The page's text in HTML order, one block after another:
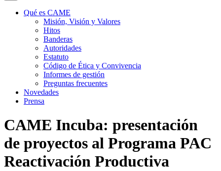
Qué es CAME
Misión, Visión y Valores
Hitos
Banderas
Autoridades
Estatuto
Código de Ética y Convivencia
Informes de gestión
Preguntas frecuentes
Novedades
Prensa
CAME Incuba: presentación
de proyectos al Programa PAC
Reactivación Productiva